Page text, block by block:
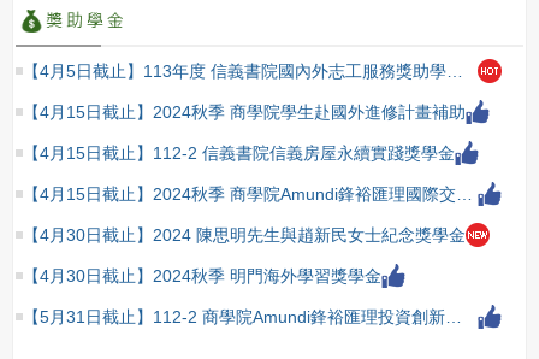
【4月15日截止】2024秋季 商學院學生赴國外進修計畫補助
【4月15日截止】112-2 信義書院信義房屋永續實踐獎學金
【4月30日截止】2024 陳思明先生與趙新民女士紀念獎學金
【4月30日截止】2024秋季 明門海外學習獎學金